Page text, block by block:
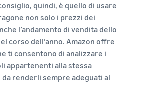
quindi, è quello di usare
non solo i prezzi dei
l’andamento di vendita dello
corso dell’anno. Amazon offre
ti consentono di analizzare i
appartenenti alla stessa
renderli sempre adeguati al